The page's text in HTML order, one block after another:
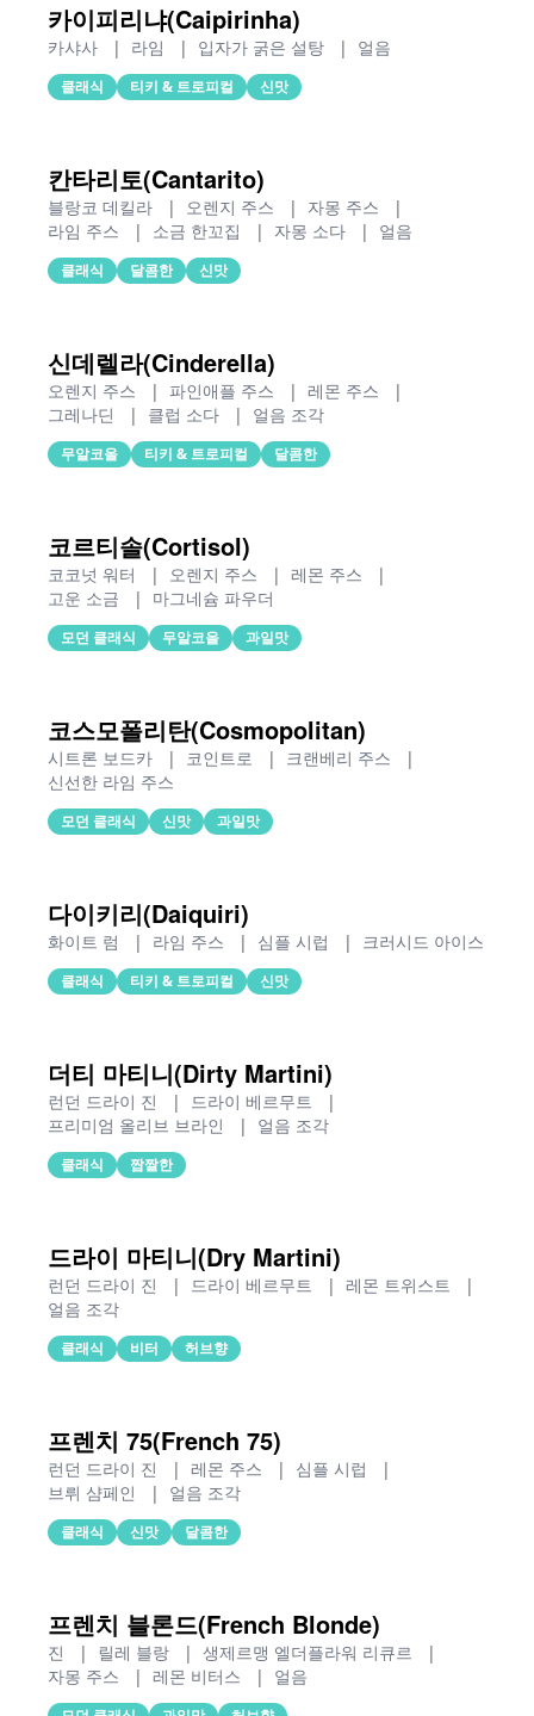
카이피리냐(Caipirinha)
카샤사 | 라임 | 입자가 굵은 설탕 | 얼음
클래식 티키 & 트로피컬 신맛
칸타리토(Cantarito)
블랑코 데킬라 | 오렌지 주스 | 자몽 주스
|
라임 주스
| 소금 한꼬집 | 자몽 소다 | 얼음
클래식 달콤한 신맛
신데렐라(Cinderella)
오렌지 주스 | 파인애플 주스 | 레몬 주스
|
그레나딘
| 클럽 소다 | 얼음 조각
무알코올 티키 & 트로피컬 달콤한
코르티솔(Cortisol)
코코넛 워터 | 오렌지 주스 | 레몬 주스
|
고운 소금
| 마그네슘 파우더
모던 클래식 무알코올 과일맛
코스모폴리탄(Cosmopolitan)
시트론 보드카 | 코인트로 | 크랜베리 주스
|
신선한 라임 주스
모던 클래식 신맛 과일맛
다이키리(Daiquiri)
화이트 럼 | 라임 주스 | 심플 시럽 | 크러시드 아이스
클래식 티키 & 트로피컬 신맛
더티 마티니(Dirty Martini)
런던 드라이 진 | 드라이 베르무트
|
프리미엄 올리브 브라인
| 얼음 조각
클래식 짭짤한
드라이 마티니(Dry Martini)
런던 드라이 진 | 드라이 베르무트 | 레몬 트위스트
|
얼음 조각
클래식 비터 허브향
프렌치 75(French 75)
런던 드라이 진 | 레몬 주스 | 심플 시럽
|
브뤼 샴페인
| 얼음 조각
클래식 신맛 달콤한
프렌치 블론드(French Blonde)
진 | 릴레 블랑 | 생제르맹 엘더플라워 리큐르
|
자몽 주스
| 레몬 비터스 | 얼음